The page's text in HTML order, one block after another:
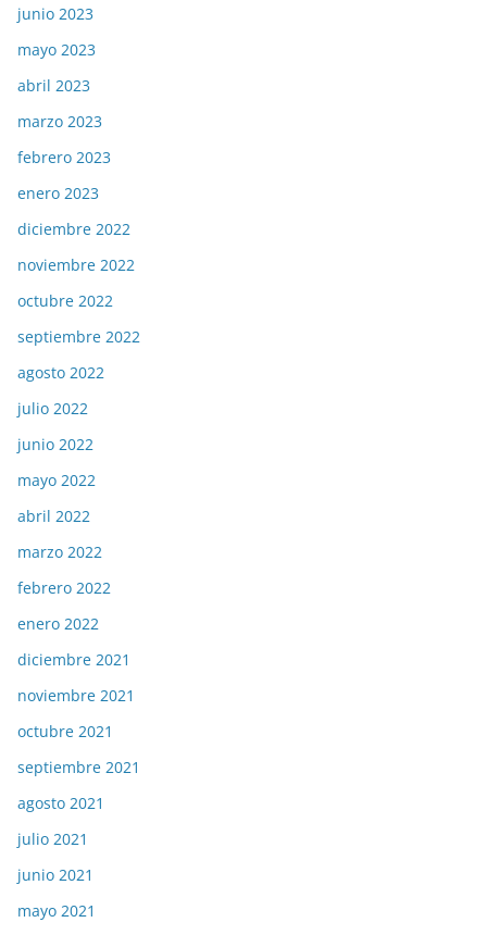
junio 2023
mayo 2023
abril 2023
marzo 2023
febrero 2023
enero 2023
diciembre 2022
noviembre 2022
octubre 2022
septiembre 2022
agosto 2022
julio 2022
junio 2022
mayo 2022
abril 2022
marzo 2022
febrero 2022
enero 2022
diciembre 2021
noviembre 2021
octubre 2021
septiembre 2021
agosto 2021
julio 2021
junio 2021
mayo 2021